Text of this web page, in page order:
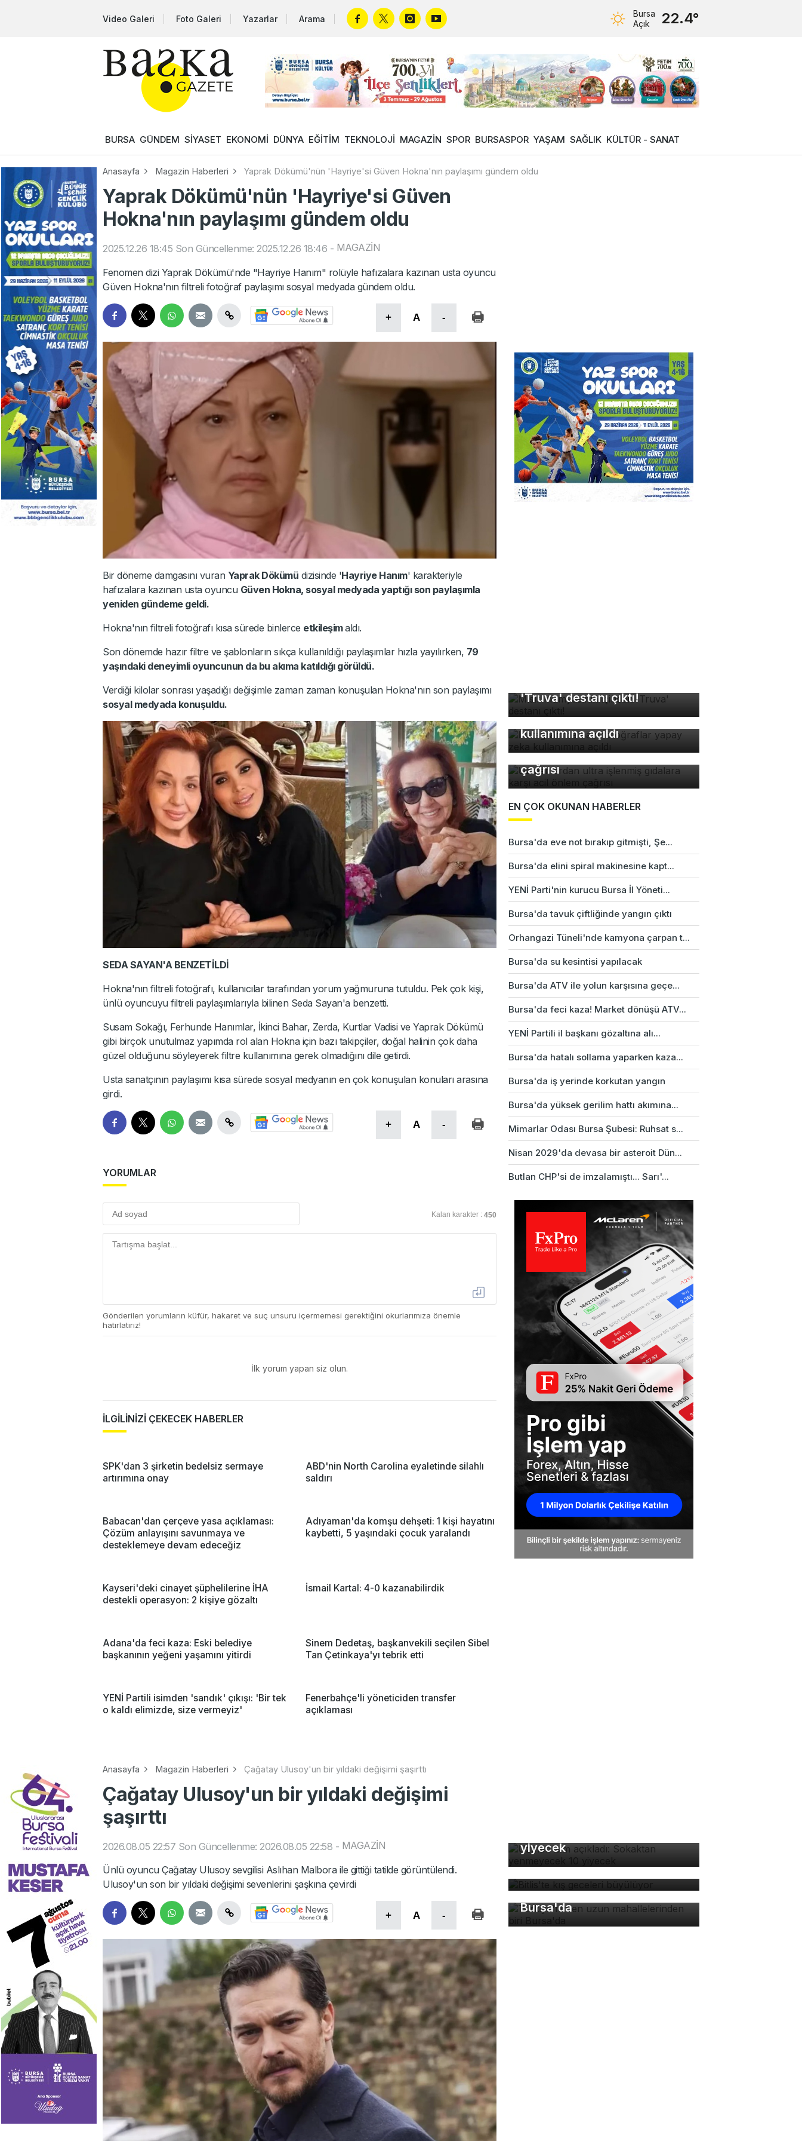
Video Galeri Foto Galeri Yazarlar Arama
Bursa
Açık
22.4°
BURSA GÜNDEM SİYASET EKONOMİ DÜNYA EĞİTİM TEKNOLOJİ MAGAZİN SPOR BURSASPOR YAŞAM SAĞLIK KÜLTÜR - SANAT
Anasayfa Magazin Haberleri Yaprak Dökümü'nün 'Hayriye'si Güven Hokna'nın paylaşımı gündem oldu
Yaprak Dökümü'nün 'Hayriye'si Güven
Hokna'nın paylaşımı gündem oldu
2025.12.26 18:45 Son Güncellenme: 2025.12.26 18:46 - MAGAZİN
Fenomen dizi Yaprak Dökümü'nde "Hayriye Hanım" rolüyle hafızalara kazınan usta oyuncu
Güven Hokna'nın filtreli fotoğraf paylaşımı sosyal medyada gündem oldu.
+ A -
Bir döneme damgasını vuran Yaprak Dökümü dizisinde 'Hayriye Hanım' karakteriyle
hafızalara kazınan usta oyuncu Güven Hokna, sosyal medyada yaptığı son paylaşımla
yeniden gündeme geldi.
Hokna'nın filtreli fotoğrafı kısa sürede binlerce etkileşimaldı.
Son dönemde hazır filtre ve şablonların sıkça kullanıldığı paylaşımlar hızla yayılırken, 79
yaşındaki deneyimli oyuncunun da bu akıma katıldığı görüldü.
Verdiği kilolar sonrası yaşadığı değişimle zaman zaman konuşulan Hokna'nın son paylaşımı
sosyal medyada konuşuldu.
SEDA SAYAN'A BENZETİLDİ
Hokna'nın filtreli fotoğrafı, kullanıcılar tarafından yorum yağmuruna tutuldu. Pek çok kişi,
ünlü oyuncuyu filtreli paylaşımlarıyla bilinen Seda Sayan'a benzetti.
Susam Sokağı, Ferhunde Hanımlar, İkinci Bahar, Zerda, Kurtlar Vadisi ve Yaprak Dökümü
gibi birçok unutulmaz yapımda rol alan Hokna için bazı takipçiler, doğal halinin çok daha
güzel olduğunu söyleyerek filtre kullanımına gerek olmadığını dile getirdi.
Usta sanatçının paylaşımı kısa sürede sosyal medyanın en çok konuşulan konuları arasına
girdi.
+ A -
YORUMLAR
Kalan karakter : 450
Gönderilen yorumların küfür, hakaret ve suç unsuru içermemesi gerektiğini okurlarımıza önemle
hatırlatırız!
İlk yorum yapan siz olun.
İLGİLİNİZİ ÇEKECEK HABERLER
SPK'dan 3 şirketin bedelsiz sermaye
artırımına onay
ABD'nin North Carolina eyaletinde silahlı
saldırı
Babacan'dan çerçeve yasa açıklaması:
Çözüm anlayışını savunmaya ve
desteklemeye devam edeceğiz
Adıyaman'da komşu dehşeti: 1 kişi hayatını
kaybetti, 5 yaşındaki çocuk yaralandı
Kayseri'deki cinayet şüphelilerine İHA
destekli operasyon: 2 kişiye gözaltı
İsmail Kartal: 4-0 kazanabilirdik
Adana'da feci kaza: Eski belediye
başkanının yeğeni yaşamını yitirdi
Sinem Dedetaş, başkanvekili seçilen Sibel
Tan Çetinkaya'yı tebrik etti
YENİ Partili isimden 'sandık' çıkışı: 'Bir tek
o kaldı elimizde, size vermeyiz'
Fenerbahçe'li yöneticiden transfer
açıklaması
'Truva' destanı çıktı!
Instagram'da bazı
fotoğraflar yapay zeka
kullanımına açıldı
Uzmanlardan ultra işlenmiş
gıdalara karşı acil önlem
çağrısı
EN ÇOK OKUNAN HABERLER
Bursa'da eve not bırakıp gitmişti, Şe...
Bursa'da elini spiral makinesine kapt...
YENİ Parti'nin kurucu Bursa İl Yöneti...
Bursa'da tavuk çiftliğinde yangın çıktı
Orhangazi Tüneli'nde kamyona çarpan t...
Bursa'da su kesintisi yapılacak
Bursa'da ATV ile yolun karşısına geçe...
Bursa'da feci kaza! Market dönüşü ATV...
YENİ Partili il başkanı gözaltına alı...
Bursa'da hatalı sollama yaparken kaza...
Bursa'da iş yerinde korkutan yangın
Bursa'da yüksek gerilim hattı akımına...
Mimarlar Odası Bursa Şubesi: Ruhsat s...
Nisan 2029'da devasa bir asteroit Dün...
Butlan CHP'si de imzalamıştı... Sarı'...
Anasayfa Magazin Haberleri Çağatay Ulusoy'un bir yıldaki değişimi şaşırttı
Çağatay Ulusoy'un bir yıldaki değişimi
şaşırttı
2026.08.05 22:57 Son Güncellenme: 2026.08.05 22:58 - MAGAZİN
Ünlü oyuncu Çağatay Ulusoy sevgilisi Aslıhan Malbora ile gittiği tatilde görüntülendi.
Ulusoy'un son bir yıldaki değişimi sevenlerini şaşkına çevirdi
+ A -
yiyecek
Bitlis'te kış geceleri
büyülüyor
Türkiye'nin en uzun
mahallelerinden biri
Bursa'da